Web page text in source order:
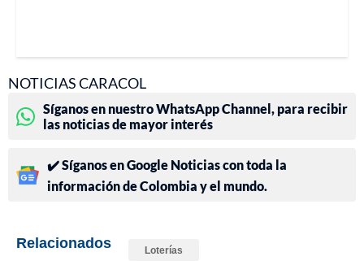
NOTICIAS CARACOL
Síganos en nuestro WhatsApp Channel, para recibir
las noticias de mayor interés
✔️ Síganos en Google Noticias con toda la
información de Colombia y el mundo.
Relacionados Loterías